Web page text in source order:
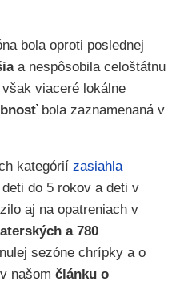
bola oproti poslednej
a nespôsobila celoštátnu
viaceré lokálne
bola zaznamenaná v
kategórií zasiahla
do 5 rokov a deti v
aj na opatreniach v
a 780
sezóne chrípky a o
našom článku o